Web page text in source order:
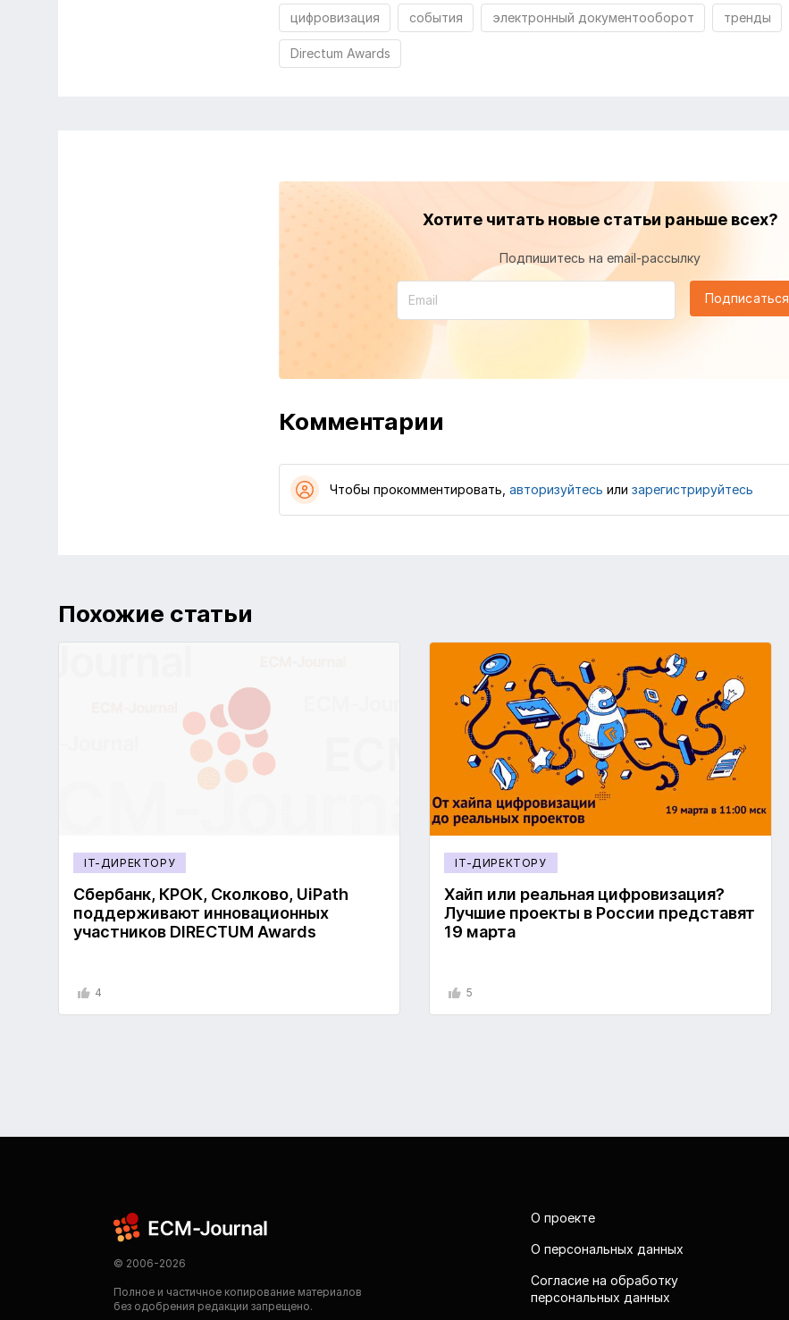
цифровизация события электронный документооборот тренды
Directum Awards
Хотите читать новые статьи раньше всех?
Подпишитесь на email-рассылку
Подписаться
Комментарии
Чтобы прокомментировать, авторизуйтесь или зарегистрируйтесь
Похожие статьи
IT-ДИРЕКТОРУ
Сбербанк, КРОК, Сколково, UiPath
поддерживают инновационных
участников DIRECTUM Awards
4
IT-ДИРЕКТОРУ
Хайп или реальная цифровизация?
Лучшие проекты в России представят
19 марта
5
© 2006-2026
Полное и частичное копирование материалов
без одобрения редакции запрещено.
О проекте
О персональных данных
Согласие на обработку
персональных данных